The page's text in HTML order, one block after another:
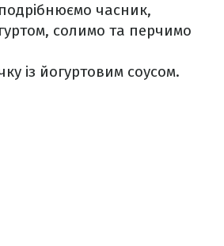
часник,
солимо та перчимо
із йогуртовим соусом.